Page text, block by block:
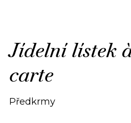
Jídelní lístek
carte
Předkrmy